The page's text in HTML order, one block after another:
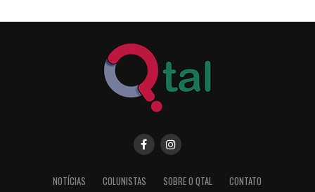
NOTÍCIAS COLUNISTAS SOBRE O QTAL
CONTATO